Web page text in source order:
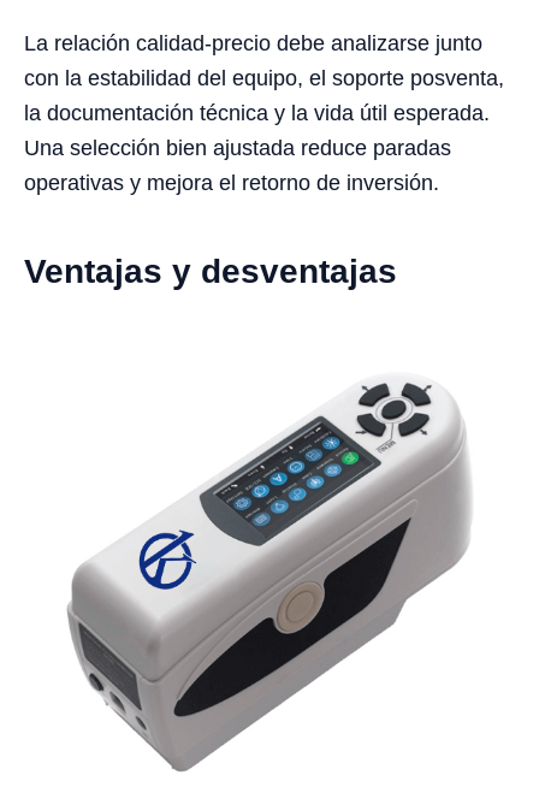
La relación calidad-precio debe analizarse junto
con la estabilidad del equipo, el soporte posventa,
la documentación técnica y la vida útil esperada.
Una selección bien ajustada reduce paradas
operativas y mejora el retorno de inversión.
Ventajas y desventajas